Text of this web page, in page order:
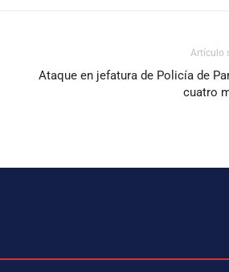
Artículo
Ataque en jefatura de Policía de
cuatro